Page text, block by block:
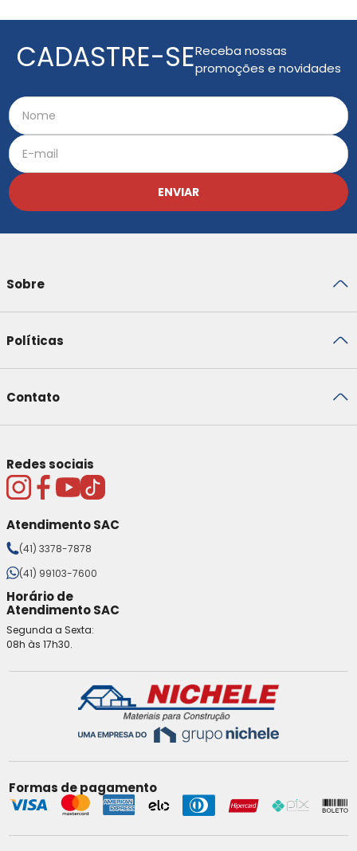
CADASTRE-SEReceba nossas
promoções e novidades
ENVIAR
Sobre
Políticas
Contato
Redes sociais
Atendimento SAC
(41) 3378-7878
(41) 99103-7600
Horário de
Atendimento SAC
Segunda a Sexta:
08h às 17h30.
Formas de pagamento